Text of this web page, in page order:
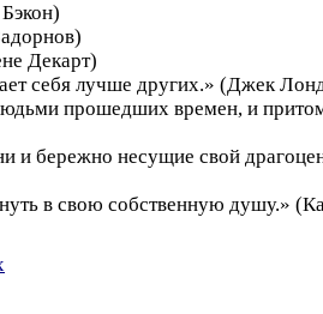
Декарт)
себя лучше других.» (Джек
прошедших времен, и
бережно несущие свой
в свою собственную душу.»